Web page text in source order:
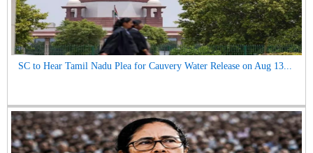
SC to Hear Tamil Nadu Plea for Cauvery Water Release on Aug 13...